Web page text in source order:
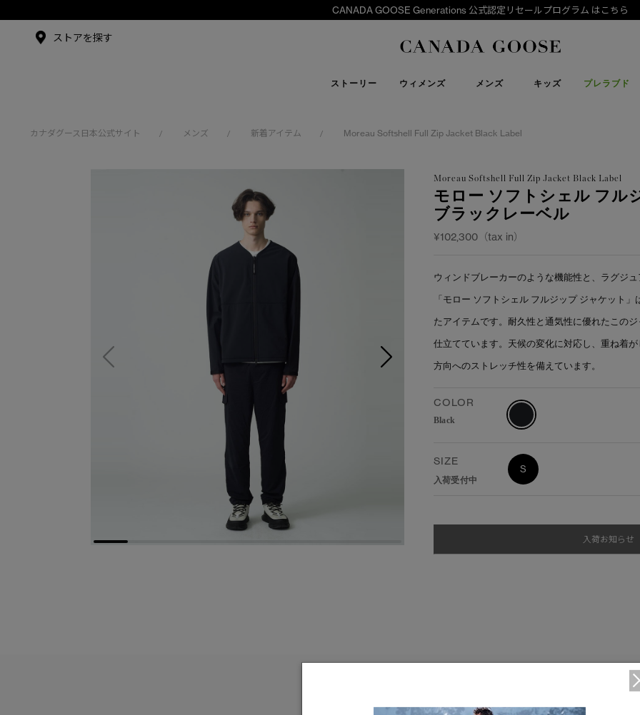
CANADA GOOSE Generations 公式認定リセールプログラム はこちら
Canada Goose
ストーリー
アンバサダー
ウィメンズ メンズ キッズ プレラブド
下取り申請
ストアを探す
カナダグース日本公式サイト / メンズ / 新着アイテム / Moreau Softshell Full Zip Jacket Black Label
Moreau Softshell Full Zip Jacket Black Label
モロー ソフトシェル フル
ブラックレーベル
¥102,300（tax in）
ウィンドブレーカーのような機能性と、ラグジ
「モロー ソフトシェル フルジップ ジャケット
たアイテムです。耐久性と通気性に優れたこの
仕立てています。天候の変化に対応し、重ね着
方向へのストレッチ性を備えています。
COLOR
Black
SIZE
入荷受付中
S
入荷お知らせ